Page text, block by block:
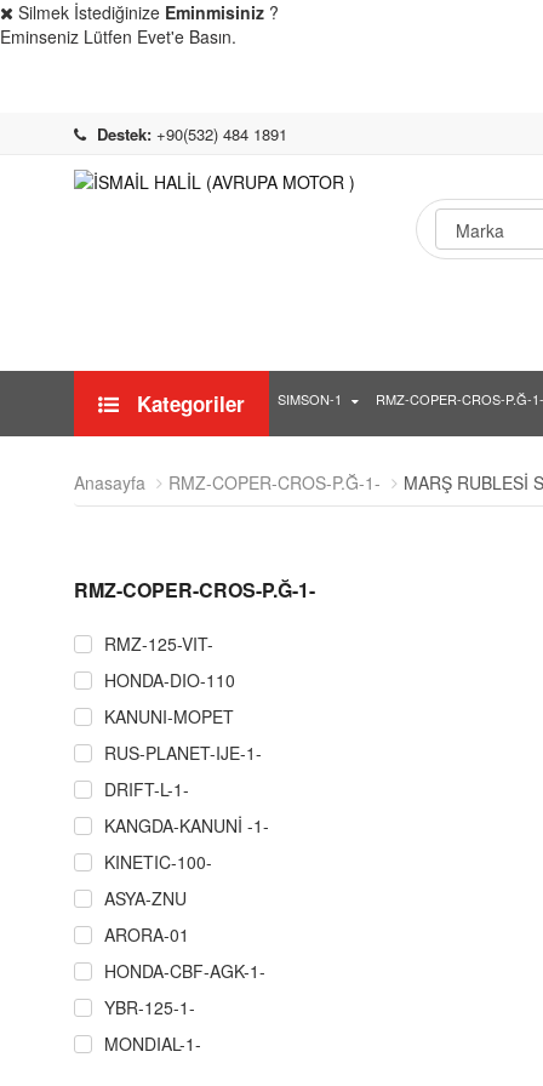
Silmek İstediğinize Eminmisiniz ?
Eminseniz Lütfen Evet'e Basın.
Destek: +90(532) 484 1891
Kategoriler SIMSON-1 RMZ-COPER-CROS-P.Ğ-1-
Anasayfa RMZ-COPER-CROS-P.Ğ-1- MARŞ RUBLESİ
RMZ-COPER-CROS-P.Ğ-1-
RMZ-125-VIT-
HONDA-DIO-110
KANUNI-MOPET
RUS-PLANET-IJE-1-
DRIFT-L-1-
KANGDA-KANUNİ -1-
KINETIC-100-
ASYA-ZNU
ARORA-01
HONDA-CBF-AGK-1-
YBR-125-1-
MONDIAL-1-